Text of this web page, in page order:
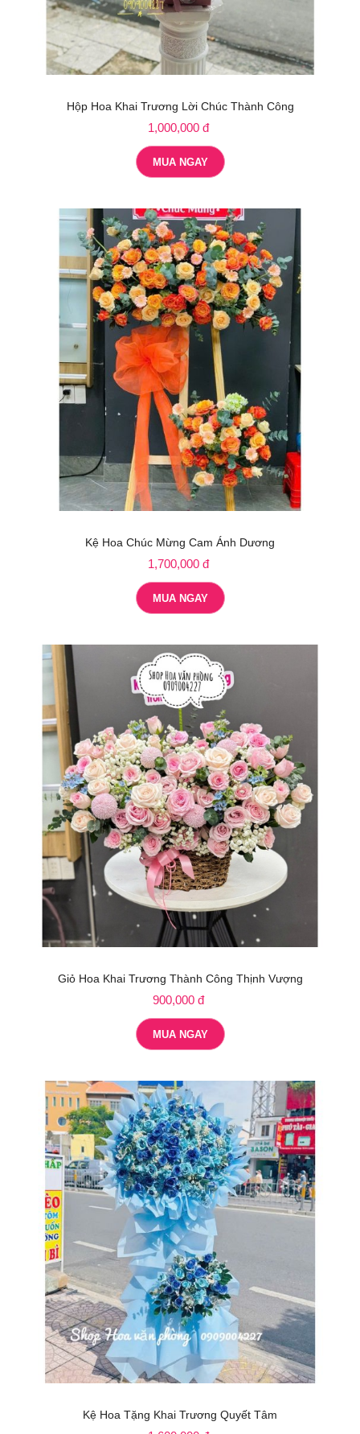
Hộp Hoa Khai Trương Lời Chúc Thành Công
1,000,000 đ
MUA NGAY
Kệ Hoa Chúc Mừng Cam Ánh Dương
1,700,000 đ
MUA NGAY
Giỏ Hoa Khai Trương Thành Công Thịnh Vượng
900,000 đ
MUA NGAY
Kệ Hoa Tặng Khai Trương Quyết Tâm